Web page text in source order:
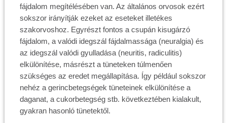
fájdalom megítélésében van. Az általános orvosok ezért
sokszor irányítják ezeket az eseteket illetékes
szakorvoshoz. Egyrészt fontos a csupán kisugárzó
fájdalom, a valódi idegszál fájdalmassága (neuralgia) és
az idegszál valódi gyulladása (neuritis, radiculitis)
elkülönítése, másrészt a tüneteken túlmenően
szükséges az eredet megállapítása. Így például sokszor
nehéz a gerincbetegségek tüneteinek elkülönítése a
daganat, a cukorbetegség stb. következtében kialakult,
gyakran hasonló tünetektől.